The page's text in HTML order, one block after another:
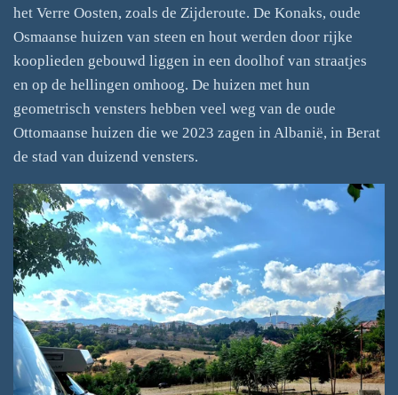
het Verre Oosten, zoals de Zijderoute. De Konaks, oude
Osmaanse huizen van steen en hout werden door rijke
kooplieden gebouwd liggen in een doolhof van straatjes
en op de hellingen omhoog. De huizen met hun
geometrisch vensters hebben veel weg van de oude
Ottomaanse huizen die we 2023 zagen in Albanië, in Berat
de stad van duizend vensters.